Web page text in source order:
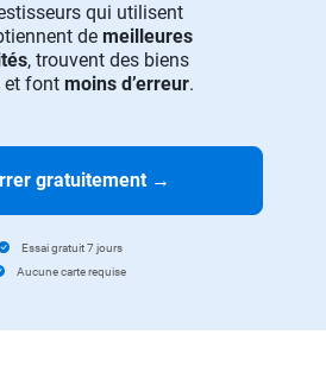
qui utilisent
de meilleures
, trouvent des biens
et font moins d’erreur.
gratuitement →
Essai gratuit 7 jours
Aucune carte requise